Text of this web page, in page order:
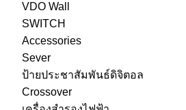
VDO Wall
SWITCH
Accessories
Sever
ป้ายประชาสัมพันธ์ดิจิตอล
Crossover